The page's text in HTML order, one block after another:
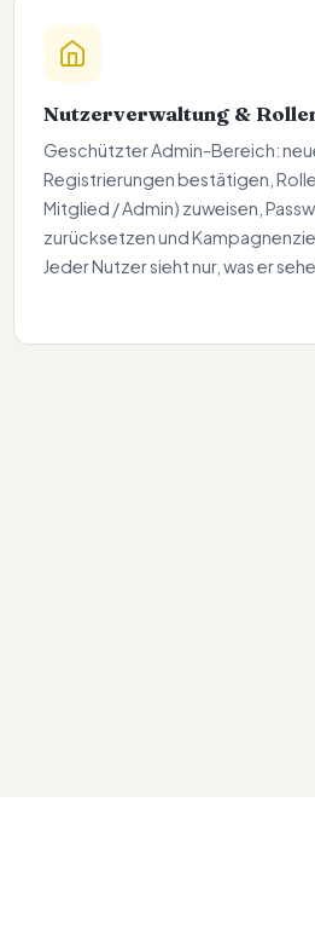
Nutzerverwaltung &
Geschützter Admin-Bereich:
Registrierungen bestätigen,
Mitglied / Admin) zuweisen,
zurücksetzen und
Jeder Nutzer sieht nur, was er